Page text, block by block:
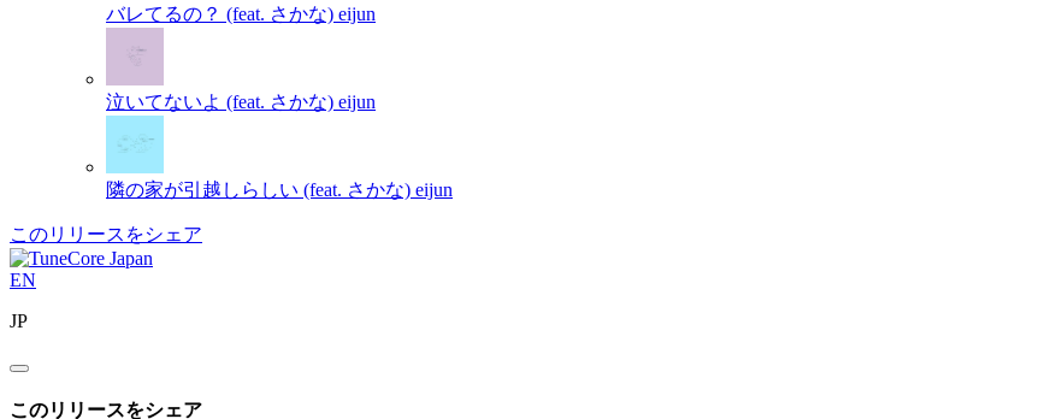
バレてるの？ (feat. さかな) eijun
泣いてないよ (feat. さかな) eijun
隣の家が引越しらしい (feat. さかな) eijun
このリリースをシェア
EN
JP
このリリースをシェア